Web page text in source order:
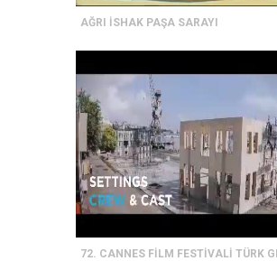
AĞRI İSHAK PAŞA SARAYI
72. CANNES FİLM FESTİVALİ TÜRK